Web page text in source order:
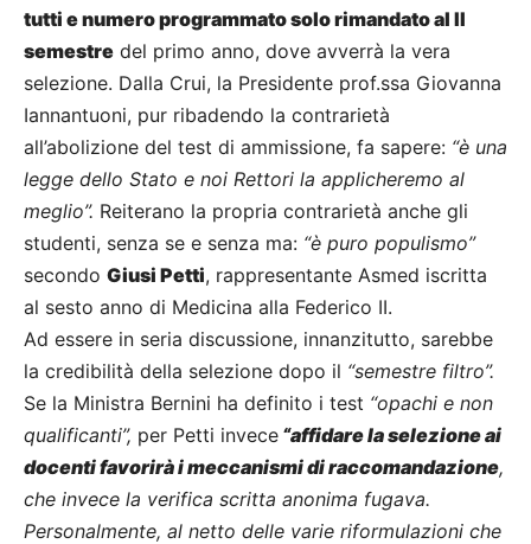
tutti e numero programmato solo rimandato al II
semestre del primo anno, dove avverrà la vera
selezione. Dalla Crui, la Presidente prof.ssa Giovanna
Iannantuoni, pur ribadendo la contrarietà
all’abolizione del test di ammissione, fa sapere: “è una
legge dello Stato e noi Rettori la applicheremo al
meglio”. Reiterano la propria contrarietà anche gli
studenti, senza se e senza ma: “è puro populismo”
secondo Giusi Petti, rappresentante Asmed iscritta
al sesto anno di Medicina alla Federico II.
Ad essere in seria discussione, innanzitutto, sarebbe
la credibilità della selezione dopo il “semestre filtro”.
Se la Ministra Bernini ha definito i test “opachi e non
qualificanti”, per Petti invece “affidare la selezione ai
docenti favorirà i meccanismi di raccomandazione,
che invece la verifica scritta anonima fugava.
Personalmente, al netto delle varie riformulazioni che